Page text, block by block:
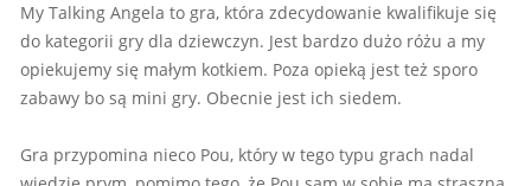
My Talking Angela to gra, która zdecydowanie kwalifikuje się
do kategorii gry dla dziewczyn. Jest bardzo dużo różu a my
opiekujemy się małym kotkiem. Poza opieką jest też sporo
zabawy bo są mini gry. Obecnie jest ich siedem.
Gra przypomina nieco Pou, który w tego typu grach nadal